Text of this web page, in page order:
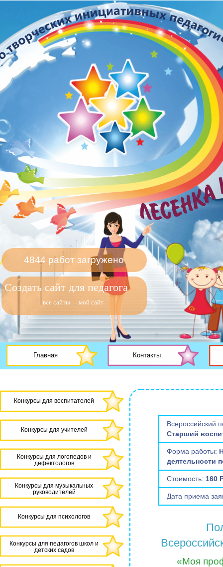
4844 работ загружено
Создать сайт для педагога
все сайты мой сайт
Главная Контакты
Конкурсы для воспитателей
Конкурсы для учителей
Конкурсы для логопедов и
дефектологов
Конкурсы для музыкальных
руководителей
Конкурсы для психологов
Конкурсы для педагогов школ и
детских садов
Всероссийский
Старший
Форма работы:
деятельности
Стоимость: 160
Дата приема
«Моя